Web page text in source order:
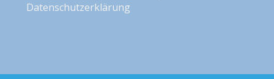
Datenschutzerklärung